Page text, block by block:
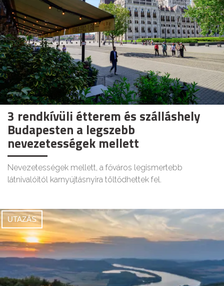
3 rendkívüli étterem és szálláshely
Budapesten a legszebb
nevezetességek mellett
Nevezetességek mellett, a főváros legismertebb
látnivalóitól karnyújtásnyira töltődhettek fel.
UTAZÁS